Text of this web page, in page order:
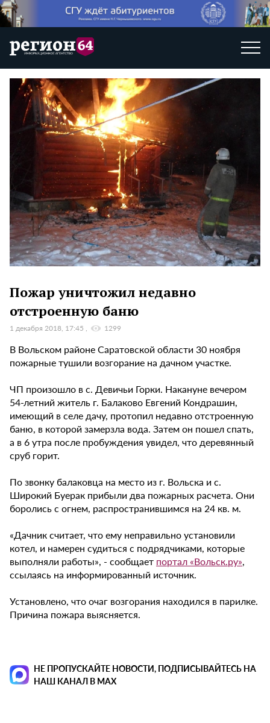
Пожар уничтожил недавно
отстроенную баню
1 декабря 2018, 17:45 1299
В Вольском районе Саратовской области 30 ноября
пожарные тушили возгорание на дачном участке.
ЧП произошло в с. Девичьи Горки. Накануне вечером
54-летний житель г. Балаково Евгений Кондрашин,
имеющий в селе дачу, протопил недавно отстроенную
баню, в которой замерзла вода. Затем он пошел спать,
а в 6 утра после пробуждения увидел, что деревянный
сруб горит.
По звонку балаковца на место из г. Вольска и с.
Широкий Буерак прибыли два пожарных расчета. Они
боролись с огнем, распространившимся на 24 кв. м.
«Дачник считает, что ему неправильно установили
котел, и намерен судиться с подрядчиками, которые
выполняли работы», - сообщает портал «Вольск.ру»,
ссылаясь на информированный источник.
Установлено, что очаг возгорания находился в парилке.
Причина пожара выясняется.
НЕ ПРОПУСКАЙТЕ НОВОСТИ, ПОДПИСЫВАЙТЕСЬ НА
НАШ КАНАЛ В MAX